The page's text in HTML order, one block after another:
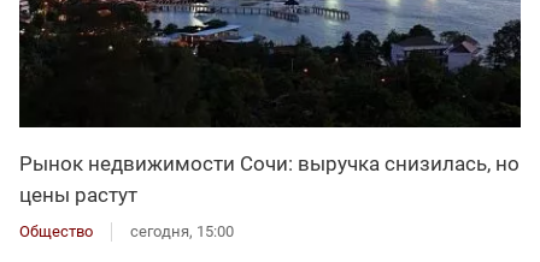
Рынок недвижимости Сочи: выручка снизилась, но
цены растут
Общество сегодня, 15:00